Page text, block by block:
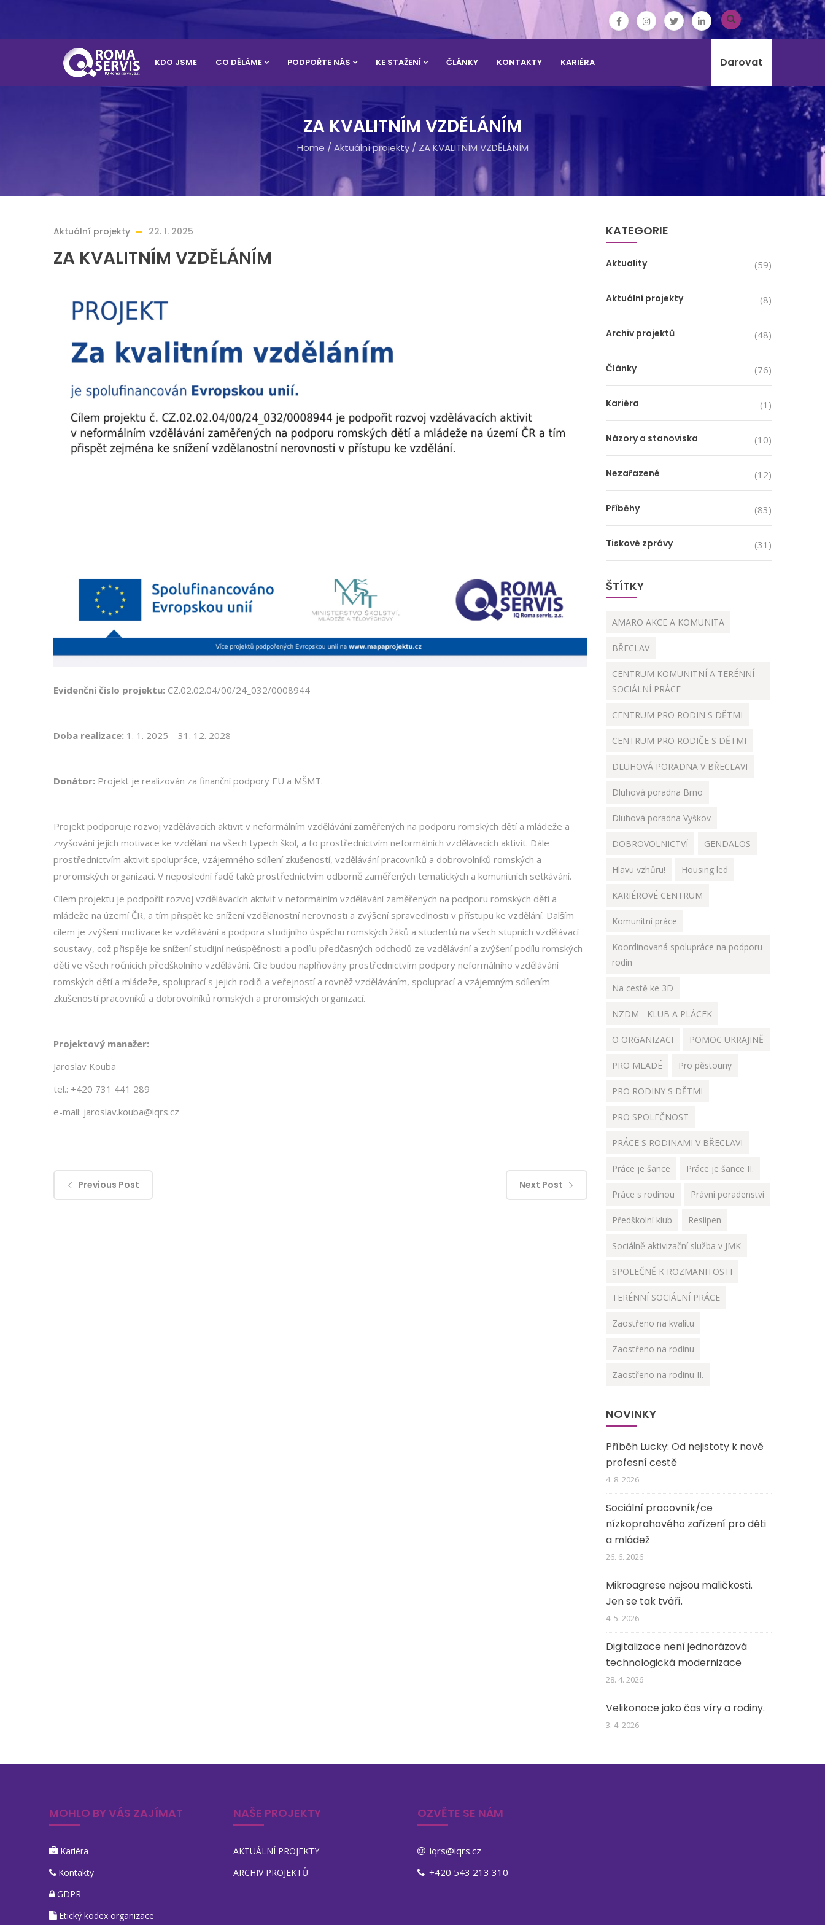
KDO JSME CO DĚLÁME PODPOŘTE NÁS KE STAŽENÍ ČLÁNKY KONTAKTY KARIÉRA Darovat
ZA KVALITNÍM VZDĚLÁNÍM
Home / Aktuální projekty/ ZA KVALITNÍM VZDĚLÁNÍM
Aktuální projekty 22. 1. 2025
ZA KVALITNÍM VZDĚLÁNÍM
Evidenční číslo projektu: CZ.02.02.04/00/24_032/0008944
Doba realizace: 1. 1. 2025 – 31. 12. 2028
Donátor: Projekt je realizován za finanční podpory EU a MŠMT.
Projekt podporuje rozvoj vzdělávacích aktivit v neformálním vzdělávání zaměřených na podporu romských dětí a mládeže a
zvyšování jejich motivace ke vzdělání na všech typech škol, a to prostřednictvím neformálních vzdělávacích aktivit. Dále
prostřednictvím aktivit spolupráce, vzájemného sdílení zkušeností, vzdělávání pracovníků a dobrovolníků romských a
proromských organizací. V neposlední řadě také prostřednictvím odborně zaměřených tematických a komunitních setkávání.
Cílem projektu je podpořit rozvoj vzdělávacích aktivit v neformálním vzdělávání zaměřených na podporu romských dětí a
mládeže na území ČR, a tím přispět ke snížení vzdělanostní nerovnosti a zvýšení spravedlnosti v přístupu ke vzdělání. Dalším
cílem je zvýšení motivace ke vzdělávání a podpora studijního úspěchu romských žáků a studentů na všech stupních vzdělávací
soustavy, což přispěje ke snížení studijní neúspěšnosti a podílu předčasných odchodů ze vzdělávání a zvýšení podílu romských
dětí ve všech ročnících předškolního vzdělávání. Cíle budou naplňovány prostřednictvím podpory neformálního vzdělávání
romských dětí a mládeže, spoluprací s jejich rodiči a veřejností a rovněž vzděláváním, spoluprací a vzájemným sdílením
zkušeností pracovníků a dobrovolníků romských a proromských organizací.
Projektový manažer:
Jaroslav Kouba
tel.: +420 731 441 289
e-mail: jaroslav.kouba@iqrs.cz
Previous Post Next Post
KATEGORIE
Aktuality (59)
Aktuální projekty (8)
Archiv projektů (48)
Články (76)
Kariéra (1)
Názory a stanoviska (10)
Nezařazené (12)
Příběhy (83)
Tiskové zprávy (31)
ŠTÍTKY
AMARO AKCE A KOMUNITA
BŘECLAV
CENTRUM KOMUNITNÍ A TERÉNNÍ
SOCIÁLNÍ PRÁCE
CENTRUM PRO RODIN S DĚTMI
CENTRUM PRO RODIČE S DĚTMI
DLUHOVÁ PORADNA V BŘECLAVI
Dluhová poradna Brno
Dluhová poradna Vyškov
DOBROVOLNICTVÍ GENDALOS
Hlavu vzhůru! Housing led
KARIÉROVÉ CENTRUM
Komunitní práce
Koordinovaná spolupráce na podporu
rodin
Na cestě ke 3D
NZDM - KLUB A PLÁCEK
O ORGANIZACI POMOC UKRAJINĚ
PRO MLADÉ Pro pěstouny
PRO RODINY S DĚTMI
PRO SPOLEČNOST
PRÁCE S RODINAMI V BŘECLAVI
Práce je šance Práce je šance II.
Práce s rodinou Právní poradenství
Předškolní klub Reslipen
Sociálně aktivizační služba v JMK
SPOLEČNĚ K ROZMANITOSTI
TERÉNNÍ SOCIÁLNÍ PRÁCE
Zaostřeno na kvalitu
Zaostřeno na rodinu
Zaostřeno na rodinu II.
NOVINKY
Příběh Lucky: Od nejistoty k nové
profesní cestě
4. 8. 2026
Sociální pracovník/ce
nízkoprahového zařízení pro děti
a mládež
26. 6. 2026
Mikroagrese nejsou maličkosti.
Jen se tak tváří.
4. 5. 2026
Digitalizace není jednorázová
technologická modernizace
28. 4. 2026
Velikonoce jako čas víry a rodiny.
3. 4. 2026
MOHLO BY VÁS ZAJÍMAT
Kariéra
Kontakty
GDPR
Etický kodex organizace
NAŠE PROJEKTY
AKTUÁLNÍ PROJEKTY
ARCHIV PROJEKTŮ
OZVĚTE SE NÁM
iqrs@iqrs.cz
+420 543 213 310